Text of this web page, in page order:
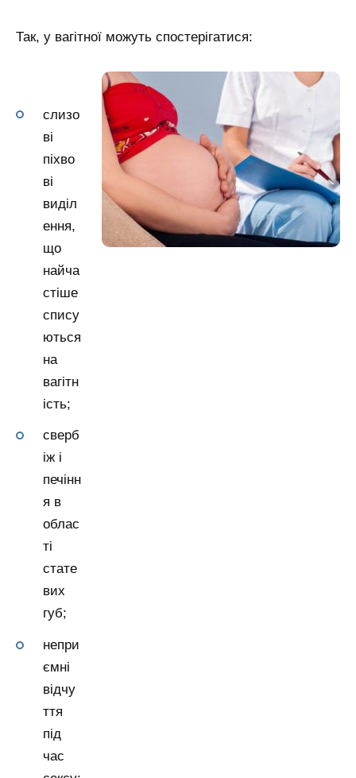
Так, у вагітної можуть спостерігатися:
слизо
ві
піхво
ві
виділ
ення,
що
найча
стіше
спису
ються
на
вагітн
ість;
сверб
іж і
печінн
я в
облас
ті
стате
вих
губ;
непри
ємні
відчу
ття
під
час